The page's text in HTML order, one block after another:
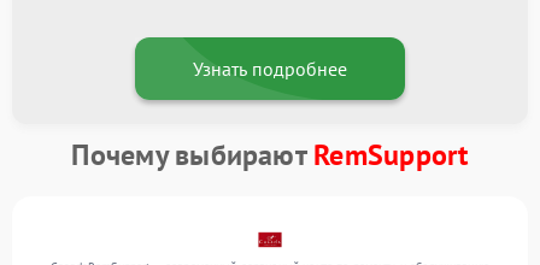
Узнать подробнее
Почему выбираютRemSupport